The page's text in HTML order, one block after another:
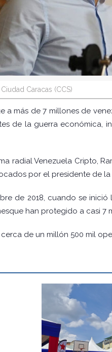
Ciudad Caracas (CCS)
a más de 7 millones de
de la guerra económica,
radial Venezuela Cripto,
por el presidente de
de 2018, cuando se
han protegido a casi 7
de un millón 500 mil